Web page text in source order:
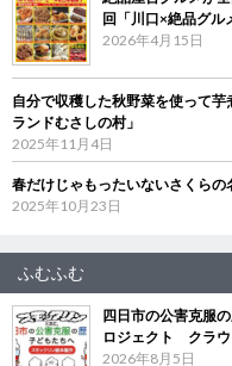
回「川口×絶品グル
2026年4月15日
自分で収穫した秋野菜を使って
ランドむさしの村」
2025年11月4日
春だけじゃもったいないさくら
2025年10月23日
ふむふむ
四日市の公害克服
ロジェクト クラウ
2026年8月5日